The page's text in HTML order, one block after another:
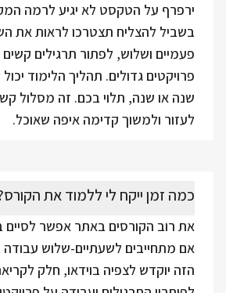
ירפרף על הטקסט לא יגיע לרמה
בשביל להצליח תצטרכו לראות את
פעמיים ושלוש, לפתור תרגילים קשים
פרויקטים גדולים. תהליך הלימוד
שנה או שנה, תלוי בכם. זה מסלול
לעזור ולמשוך קדימה איפה שאוכל.
כמה זמן ייקח לי ללמוד את
את רוב הקורסים באתר אפשר לסיים
אם מתחייבים לשעתיים-שלוש עבודה
הזה יוקדש לצפיה בוידאו, חלק